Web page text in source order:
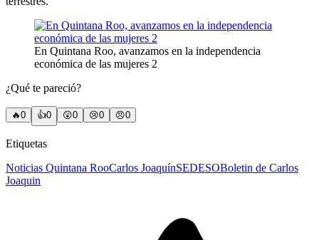
En Quintana Roo, avanzamos en la independencia
económica de las mujeres 2
¿Qué te pareció?
🔥0 👍0 😲0 😢0 😠0
Etiquetas
Noticias Quintana RooCarlos JoaquínSEDESOBoletin de Carlos
Joaquin